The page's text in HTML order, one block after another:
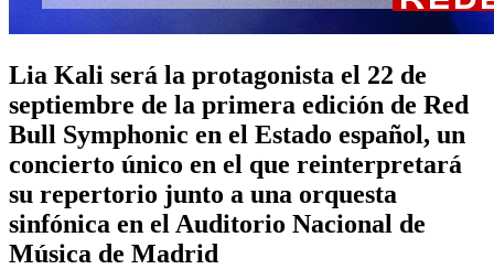
Lia Kali será la protagonista el 22 de
septiembre de la primera edición de Red
Bull Symphonic en el Estado español, un
concierto único en el que reinterpretará
su repertorio junto a una orquesta
sinfónica en el Auditorio Nacional de
Música de Madrid